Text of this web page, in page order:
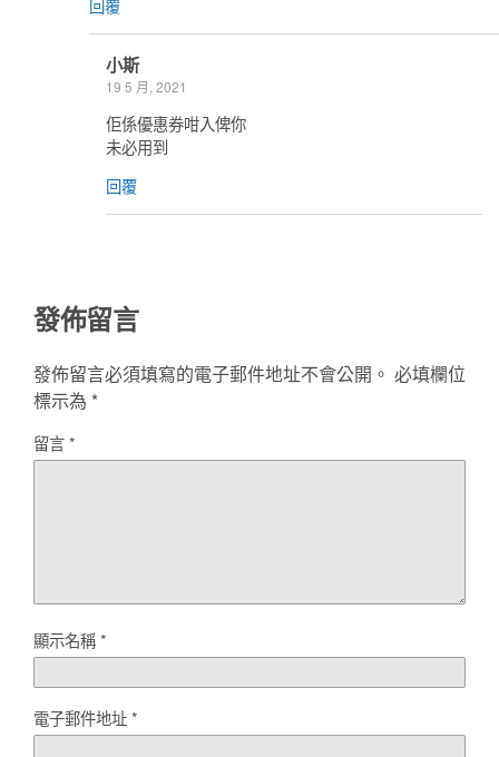
回覆
小斯
19 5 月, 2021
佢係優惠券咁入俾你
未必用到
回覆
發佈留言
發佈留言必須填寫的電子郵件地址不會公開。 必填欄位
標示為 *
留言*
顯示名稱*
電子郵件地址*